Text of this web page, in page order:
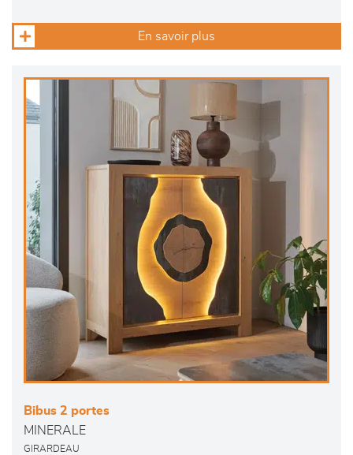
En savoir plus
Bibus 2 portes
MINERALE
GIRARDEAU